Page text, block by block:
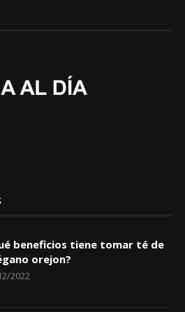
beneficios tiene tomar té de
orejon?
2022